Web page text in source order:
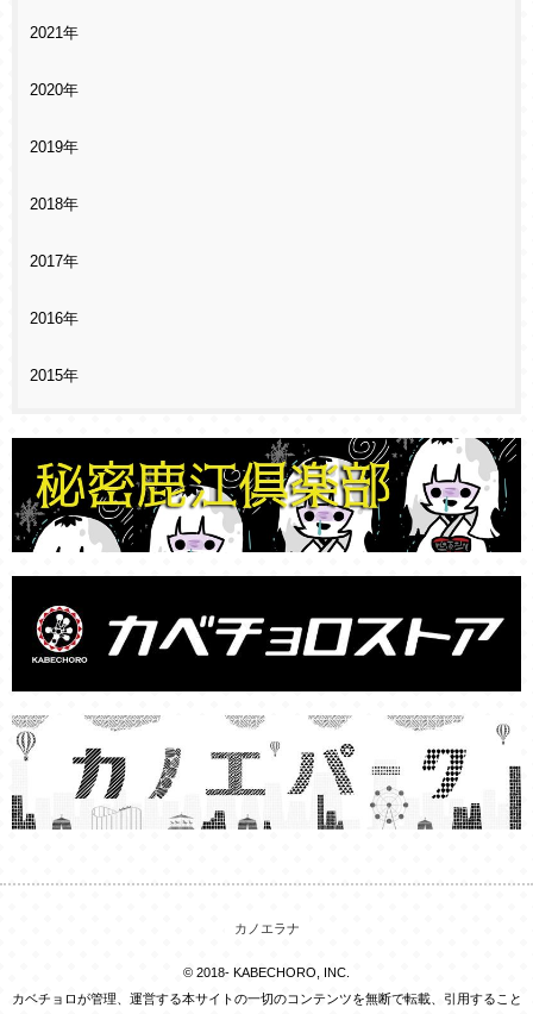
2021年
2020年
2019年
2018年
2017年
2016年
2015年
カノエラナ
© 2018- KABECHORO, INC.
カベチョロが管理、運営する本サイトの一切のコンテンツを無断で転載、引用すること